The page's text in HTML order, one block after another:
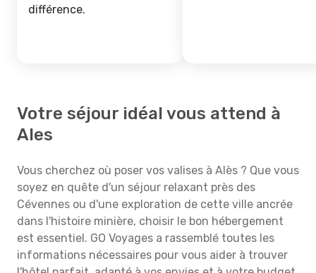
différence.
Votre séjour idéal vous attend à
Ales
Vous cherchez où poser vos valises à Alès ? Que vous
soyez en quête d'un séjour relaxant près des
Cévennes ou d'une exploration de cette ville ancrée
dans l'histoire minière, choisir le bon hébergement
est essentiel. GO Voyages a rassemblé toutes les
informations nécessaires pour vous aider à trouver